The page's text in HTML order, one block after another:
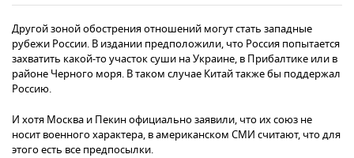
Другой зоной обострения отношений могут стать западные
рубежи России. В издании предположили, что Россия попытается
захватить какой-то участок суши на Украине, в Прибалтике или в
районе Черного моря. В таком случае Китай также бы поддержал
Россию.
И хотя Москва и Пекин официально заявили, что их союз не
носит военного характера, в американском СМИ считают, что для
этого есть все предпосылки.